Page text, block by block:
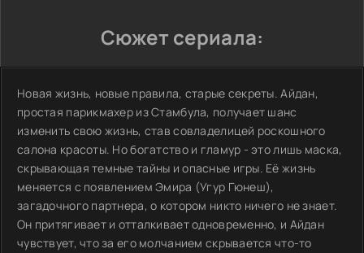
Сюжет сериала:
Новая жизнь, новые правила, старые секреты. Айдан,
простая парикмахер из Стамбула, получает шанс
изменить свою жизнь, став совладелицей роскошного
салона красоты. Но богатство и гламур - это лишь маска,
скрывающая темные тайны и опасные игры. Её жизнь
меняется с появлением Эмира (Угур Гюнеш),
загадочного партнера, о котором никто ничего не знает.
Он притягивает и отталкивает одновременно, и Айдан
чувствует, что за его молчанием скрывается что-то